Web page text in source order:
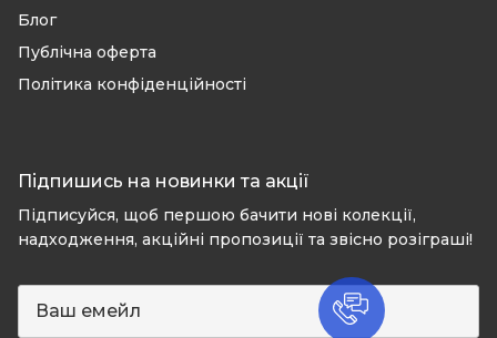
Блог
Публічна оферта
Політика конфіденційності
Підпишись на новинки та акції
Підписуйся, щоб першою бачити нові колекції,
надходження, акційні пропозиції та звісно розіграші!